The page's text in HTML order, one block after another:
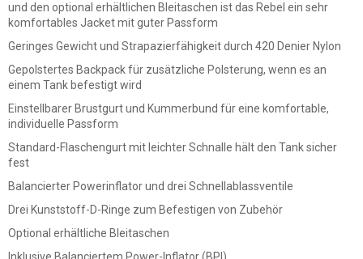
und den optional erhältlichen Bleitaschen ist das Rebel ein sehr
komfortables Jacket mit guter Passform
Geringes Gewicht und Strapazierfähigkeit durch 420 Denier Nylon
Gepolstertes Backpack für zusätzliche Polsterung, wenn es an
einem Tank befestigt wird
Einstellbarer Brustgurt und Kummerbund für eine komfortable,
individuelle Passform
Standard-Flaschengurt mit leichter Schnalle hält den Tank sicher
fest
Balancierter Powerinflator und drei Schnellablassventile
Drei Kunststoff-D-Ringe zum Befestigen von Zubehör
Optional erhältliche Bleitaschen